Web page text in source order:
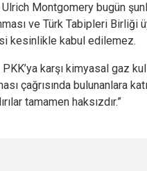
Montgomery bugün
ve Türk Tabipleri
kesinlikle kabul edilemez.
karşı kimyasal gaz
çağrısında bulunanlara
tamamen haksızdır.”